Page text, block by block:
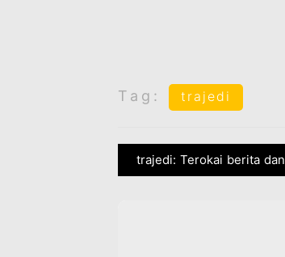
Tag: trajedi
trajedi: Terokai berita